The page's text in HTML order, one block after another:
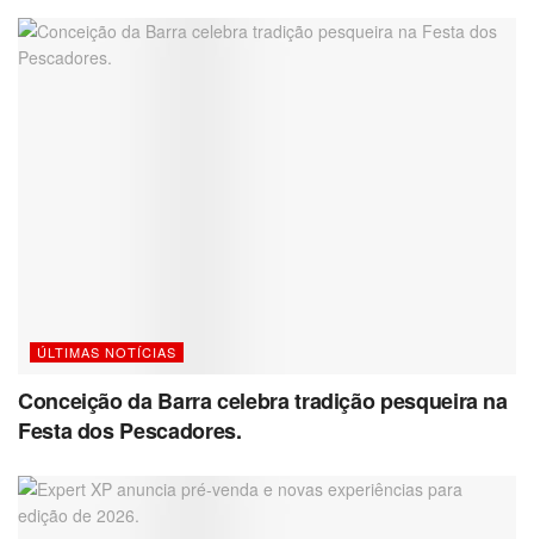
ÚLTIMAS NOTÍCIAS
Conceição da Barra celebra tradição pesqueira na
Festa dos Pescadores.